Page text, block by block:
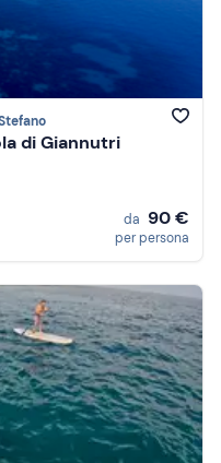
di Giannutri
da 90 €
per persona